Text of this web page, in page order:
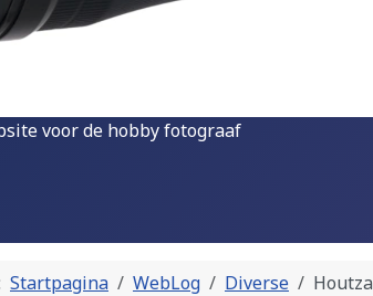
voor de hobby fotograaf
Startpagina WebLog Diverse